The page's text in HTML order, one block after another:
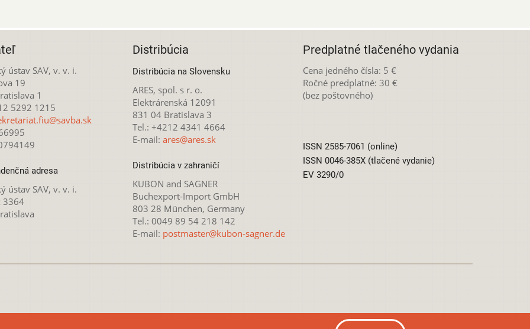
ústav SAV, v. v. i.
19
1
5292 1215
adresa
ústav SAV, v. v. i.
3364
Distribúcia
Distribúcia na Slovensku
ARES, spol. s r. o.
Elektrárenská 12091
831 04 Bratislava 3
Tel.: +4212 4341 4664
E-mail: ares@ares.sk
Distribúcia v zahraničí
KUBON and SAGNER
Buchexport-Import GmbH
803 28 München, Germany
Tel.: 0049 89 54 218 142
E-mail: postmaster@kubon-sagner.de
Predplatné tlačeného vydania
Cena jedného čísla: 5 €
Ročné predplatné: 30 €
(bez poštovného)
ISSN 2585-7061 (online)
ISSN 0046-385X (tlačené vydanie)
EV 3290/0
Creative Commons Attribution-NonCommercial 4.0 International License